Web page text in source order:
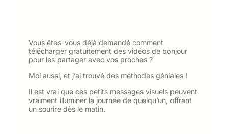
Vous êtes-vous déjà demandé comment
télécharger gratuitement des vidéos de bonjour
pour les partager avec vos proches ?
Moi aussi, et j’ai trouvé des méthodes géniales !
Il est vrai que ces petits messages visuels peuvent
vraiment illuminer la journée de quelqu’un, offrant
un sourire dès le matin.